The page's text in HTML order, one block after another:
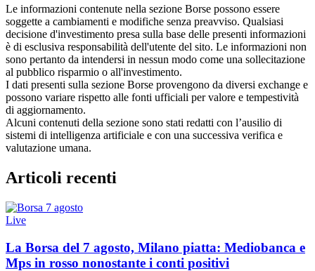
Le informazioni contenute nella sezione Borse possono essere
soggette a cambiamenti e modifiche senza preavviso. Qualsiasi
decisione d'investimento presa sulla base delle presenti informazioni
è di esclusiva responsabilità dell'utente del sito. Le informazioni non
sono pertanto da intendersi in nessun modo come una sollecitazione
al pubblico risparmio o all'investimento.
I dati presenti sulla sezione Borse provengono da diversi exchange e
possono variare rispetto alle fonti ufficiali per valore e tempestività
di aggiornamento.
Alcuni contenuti della sezione sono stati redatti con l’ausilio di
sistemi di intelligenza artificiale e con una successiva verifica e
valutazione umana.
Articoli recenti
Live
La Borsa del 7 agosto, Milano piatta: Mediobanca e
Mps in rosso nonostante i conti positivi